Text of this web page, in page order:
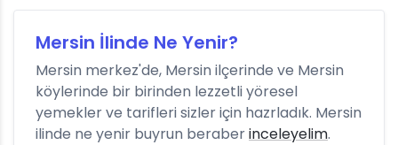
Mersin İlinde Ne Yenir?
Mersin merkez'de, Mersin ilçerinde ve Mersin
köylerinde bir birinden lezzetli yöresel
yemekler ve tarifleri sizler için hazrladık. Mersin
ilinde ne yenir buyrun beraberinceleyelim.